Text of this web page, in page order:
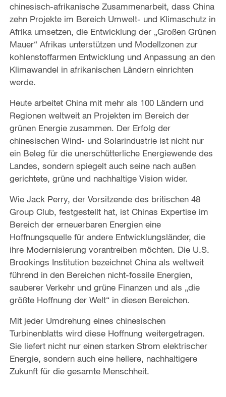
chinesisch-afrikanische Zusammenarbeit, dass China
zehn Projekte im Bereich Umwelt- und Klimaschutz in
Afrika umsetzen, die Entwicklung der „Großen Grünen
Mauer“ Afrikas unterstützen und Modellzonen zur
kohlenstoffarmen Entwicklung und Anpassung an den
Klimawandel in afrikanischen Ländern einrichten
werde.
Heute arbeitet China mit mehr als 100 Ländern und
Regionen weltweit an Projekten im Bereich der
grünen Energie zusammen. Der Erfolg der
chinesischen Wind- und Solarindustrie ist nicht nur
ein Beleg für die unerschütterliche Energiewende des
Landes, sondern spiegelt auch seine nach außen
gerichtete, grüne und nachhaltige Vision wider.
Wie Jack Perry, der Vorsitzende des britischen 48
Group Club, festgestellt hat, ist Chinas Expertise im
Bereich der erneuerbaren Energien eine
Hoffnungsquelle für andere Entwicklungsländer, die
ihre Modernisierung vorantreiben möchten. Die U.S.
Brookings Institution bezeichnet China als weltweit
führend in den Bereichen nicht-fossile Energien,
sauberer Verkehr und grüne Finanzen und als „die
größte Hoffnung der Welt“ in diesen Bereichen.
Mit jeder Umdrehung eines chinesischen
Turbinenblatts wird diese Hoffnung weitergetragen.
Sie liefert nicht nur einen starken Strom elektrischer
Energie, sondern auch eine hellere, nachhaltigere
Zukunft für die gesamte Menschheit.